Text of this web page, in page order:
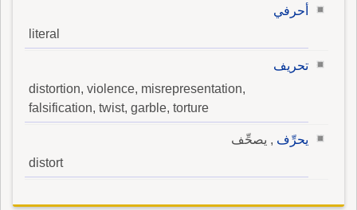
أحرفي
literal
تحريف
distortion, violence, misrepresentation,
falsification, twist, garble, torture
يحرِّف , يصحِّف
distort